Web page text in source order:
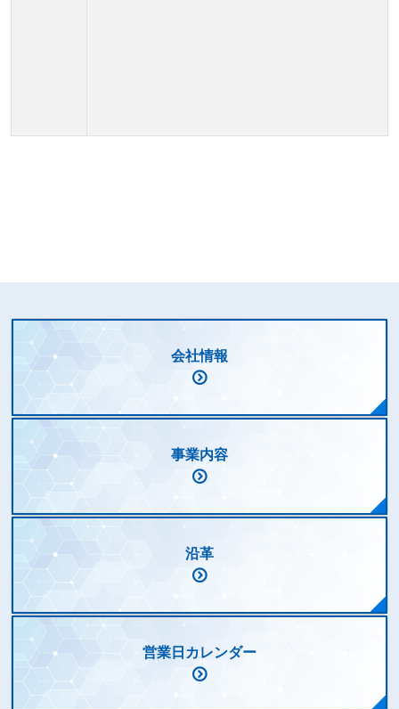
会社情報
事業内容
沿革
営業日カレンダー